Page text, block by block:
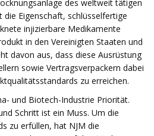
des weltweit tätigen
Eigenschaft, schlüsselfertige
injizierbare Medikamente
in den Vereinigten Staaten und
davon aus, dass diese Ausrüstung
sowie Vertragsverpackern dabei
zu erreichen.
und Biotech-Industrie Priorität.
Schritt ist ein Muss. Um die
zu erfüllen, hat NJM die